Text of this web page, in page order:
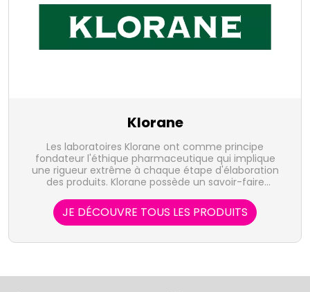
Klorane
Les laboratoires Klorane ont comme principe
fondateur l'éthique pharmaceutique qui implique
une rigueur extrême à chaque étape d'élaboration
des produits. Klorane possède un savoir-faire
patrimoine végétal.
JE DÉCOUVRE TOUS LES PRODUITS